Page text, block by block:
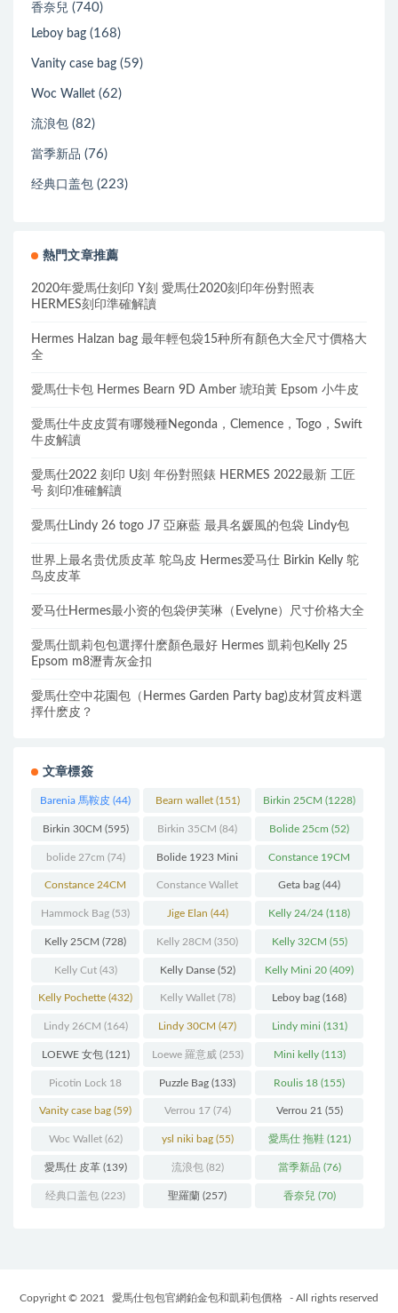
香奈兒 (740)
Leboy bag (168)
Vanity case bag (59)
Woc Wallet (62)
流浪包 (82)
當季新品 (76)
经典口盖包 (223)
熱門文章推薦
2020年愛馬仕刻印 Y刻 愛馬仕2020刻印年份對照表
HERMES刻印準確解讀
Hermes Halzan bag 最年輕包袋15种所有顏色大全尺寸價格大
全
愛馬仕卡包 Hermes Bearn 9D Amber 琥珀黃 Epsom 小牛皮
愛馬仕牛皮皮質有哪幾種Negonda，Clemence，Togo，Swift
牛皮解讀
愛馬仕2022 刻印 U刻 年份對照錶 HERMES 2022最新 工匠
号 刻印准確解讀
愛馬仕Lindy 26 togo J7 亞麻藍 最具名媛風的包袋 Lindy包
世界上最名贵优质皮革 鸵鸟皮 Hermes爱马仕 Birkin Kelly 鸵
鸟皮皮革
爱马仕Hermes最小资的包袋伊芙琳（Evelyne）尺寸价格大全
愛馬仕凱莉包包選擇什麽顏色最好 Hermes 凱莉包Kelly 25
Epsom m8瀝青灰金扣
愛馬仕空中花園包（Hermes Garden Party bag)皮材質皮料選
擇什麽皮？
文章標簽
Barenia 馬鞍皮 (44) Bearn wallet(151) Birkin 25CM (1228)
Birkin 30CM (595) Birkin 35CM (84) Bolide 25cm (52)
bolide 27cm (74) Bolide 1923 Mini
(93)
Constance 19CM
(571)
Constance 24CM
(216)
Constance Wallet
(60)
Geta bag (44)
Hammock Bag (53) Jige Elan (44) Kelly 24/24 (118)
Kelly 25CM (728) Kelly 28CM (350) Kelly 32CM (55)
Kelly Cut(43) Kelly Danse(52) Kelly Mini 20 (409)
Kelly Pochette (432) Kelly Wallet(78) Leboy bag (168)
Lindy 26CM (164) Lindy 30CM (47) Lindy mini (131)
LOEWE 女包(121) Loewe 羅意威(253) Mini kelly(113)
Picotin Lock 18
(202)
Puzzle Bag (133) Roulis 18 (155)
Vanity case bag (59) Verrou 17(74) Verrou 21 (55)
Woc Wallet(62) ysl niki bag(55) 愛馬仕 拖鞋(121)
愛馬仕 皮革(139) 流浪包(82) 當季新品 (76)
经典口盖包 (223) 聖羅蘭 (257) 香奈兒 (70)
Copyright © 2021 愛馬仕包包官網鉑金包和凱莉包價格 - All rights reserved